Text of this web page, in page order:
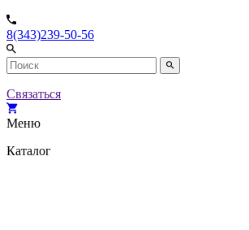
8(343)239-50-56
Связаться
Меню
Каталог